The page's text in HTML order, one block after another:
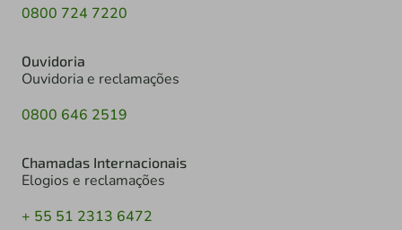
0800 724 7220
Ouvidoria
Ouvidoria e reclamações
0800 646 2519
Chamadas Internacionais
Elogios e reclamações
+ 55 51 2313 6472